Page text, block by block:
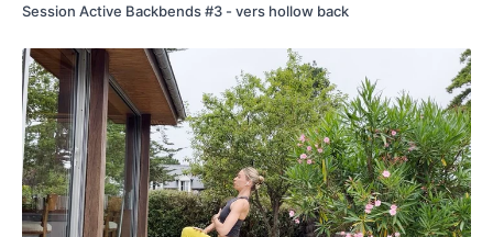
Session Active Backbends #3 - vers hollow back